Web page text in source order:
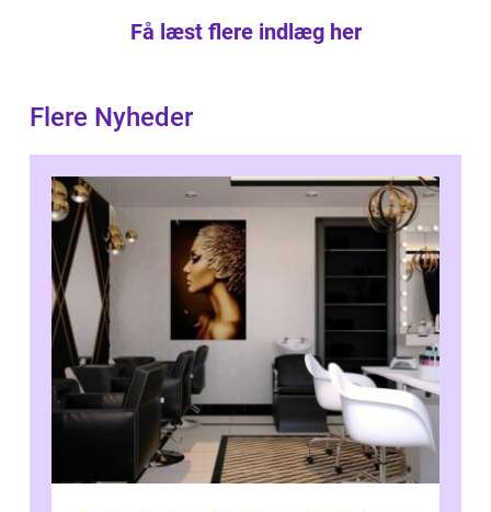
Få læst flere indlæg her
Flere Nyheder